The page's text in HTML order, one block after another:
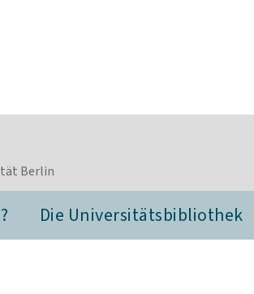
Berlin
Die Universitätsbibliothek